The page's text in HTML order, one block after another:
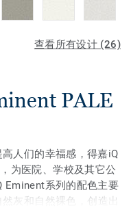
查看所有设计 (26)
PALE
人们的幸福感，得嘉iQ
为医院、学校及其它公
Eminent系列的配色主要
灰和自然裸色，创造出